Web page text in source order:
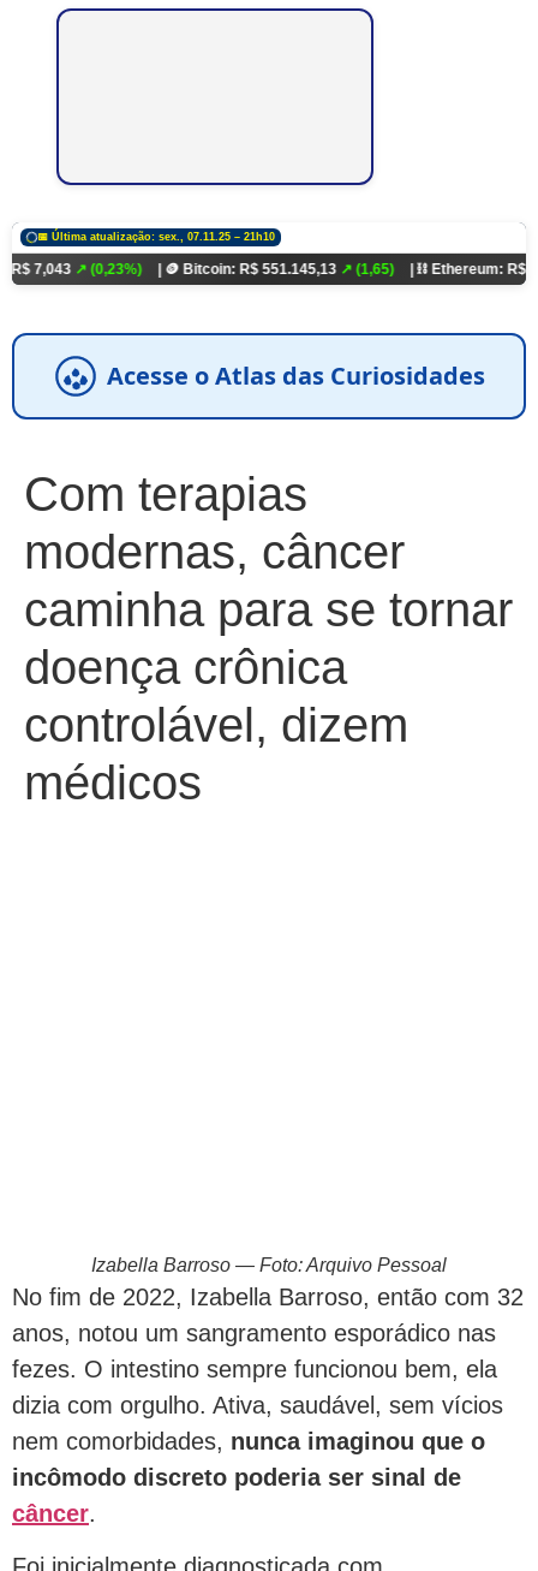
📅 Última atualização: sex., 07.11.25 – 21h10
(0,23%) | 🪙 Bitcoin: R$ 551.145,13↗ (1,65) | ⛓️ Ethereum: R$ 18.321,93↗
Acesse o Atlas das Curiosidades
Com terapias
modernas, câncer
caminha para se tornar
doença crônica
controlável, dizem
médicos
Izabella Barroso — Foto: Arquivo Pessoal
No fim de 2022, Izabella Barroso, então com 32
anos, notou um sangramento esporádico nas
fezes. O intestino sempre funcionou bem, ela
dizia com orgulho. Ativa, saudável, sem vícios
nem comorbidades, nunca imaginou que o
incômodo discreto poderia ser sinal de
câncer.